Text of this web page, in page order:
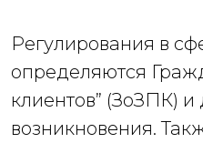
Регулирования в
определяются
клиентов” (ЗоЗПК)
возникновения.